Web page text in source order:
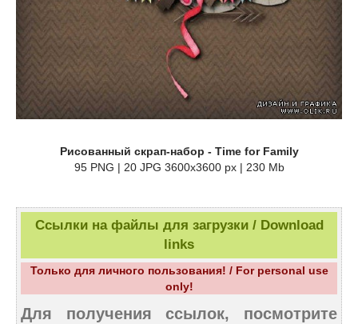
Рисованный скрап-набор - Time for Family
95 PNG | 20 JPG 3600x3600 px | 230 Mb
Ссылки на файлы для загрузки / Download
links
Только для личного пользования! / For personal use
only!
Для получения ссылок, посмотрите